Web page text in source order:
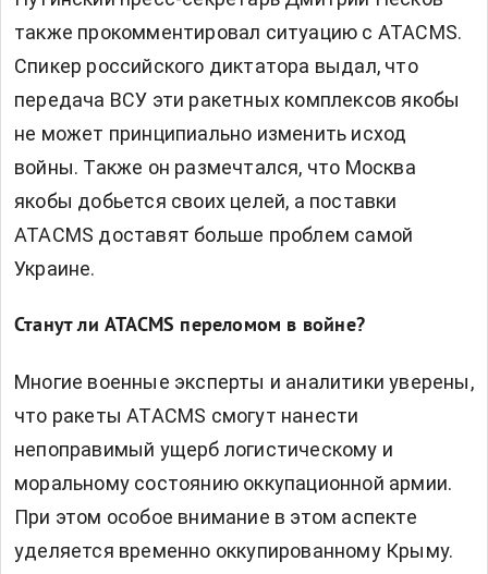
также прокомментировал ситуацию с ATACMS.
Спикер российского диктатора выдал, что
передача ВСУ эти ракетных комплексов якобы
не может принципиально изменить исход
войны. Также он размечтался, что Москва
якобы добьется своих целей, а поставки
ATACMS доставят больше проблем самой
Украине.
Станут ли ATACMS переломом в войне?
Многие военные эксперты и аналитики уверены,
что ракеты ATACMS смогут нанести
непоправимый ущерб логистическому и
моральному состоянию оккупационной армии.
При этом особое внимание в этом аспекте
уделяется временно оккупированному Крыму.